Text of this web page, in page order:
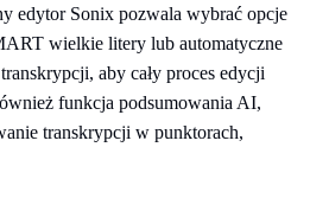
edytor Sonix pozwala wybrać opcje
wielkie litery lub automatyczne
aby cały proces edycji
funkcja podsumowania AI,
transkrypcji w punktorach,